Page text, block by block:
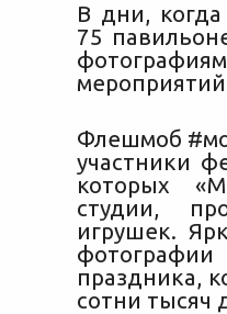
В дни,
75
Флешмоб
участники
которых
студии,
игрушек.
праздника,
сотни тысяч